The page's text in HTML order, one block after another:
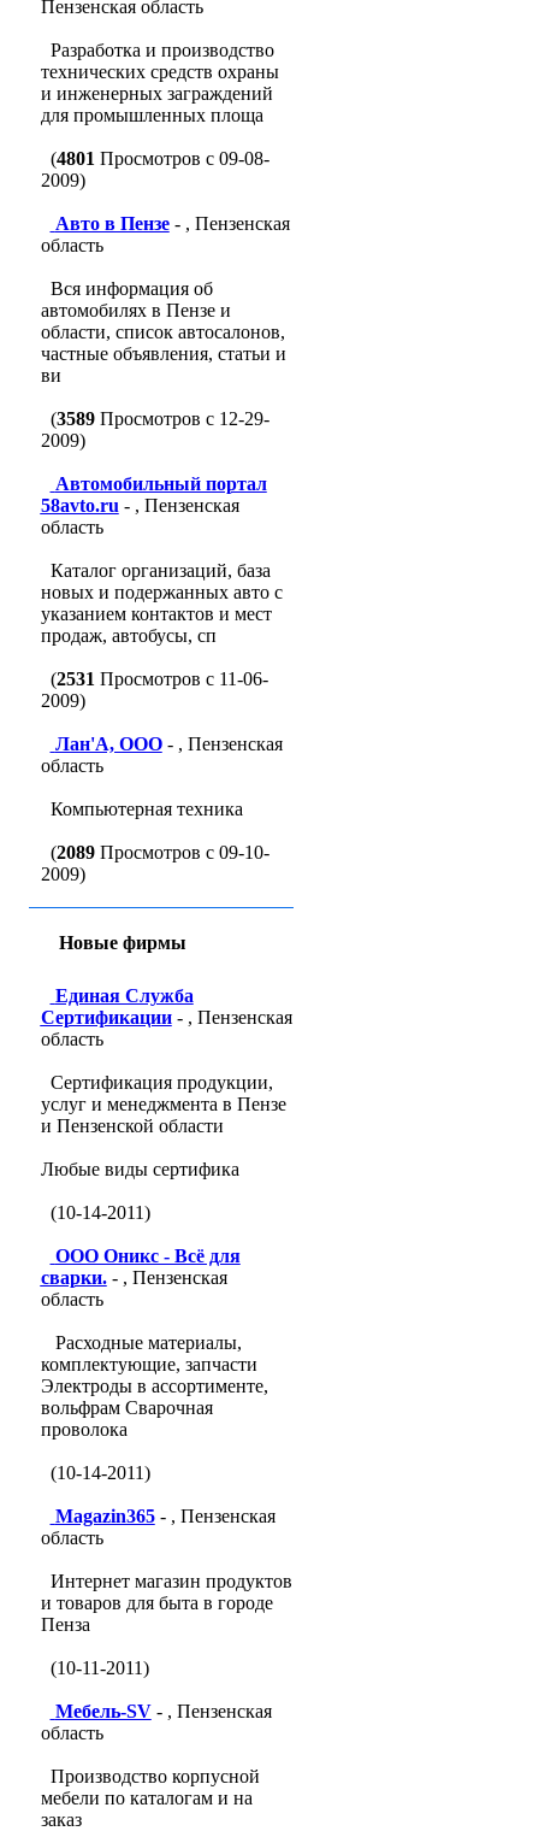
Пензенская область
Разработка и производство
технических средств охраны
и инженерных заграждений
для промышленных площа
(4801 Просмотров с 09-08-
2009)
Авто в Пензе- , Пензенская
область
Вся информация об
автомобилях в Пензе и
области, список автосалонов,
частные объявления, статьи и
ви
(3589Просмотров с 12-29-
2009)
Автомобильный портал
58avto.ru - , Пензенская
область
Каталог организаций, база
новых и подержанных авто с
указанием контактов и мест
продаж, автобусы, сп
(2531 Просмотров с 11-06-
2009)
Лан'A, ООО- , Пензенская
область
Компьютерная техника
(2089Просмотров с 09-10-
2009)
Новые фирмы
Единая Служба
Сертификации- , Пензенская
область
Сертификация продукции,
услуг и менеджмента в Пензе
и Пензенской области
Любые виды сертифика
(10-14-2011)
ООО Оникс - Всё для
сварки.- , Пензенская
область
Расходные материалы,
комплектующие, запчасти
Электроды в ассортименте,
вольфрам Сварочная
проволока
(10-14-2011)
Magazin365- , Пензенская
область
Интернет магазин продуктов
и товаров для быта в городе
Пенза
(10-11-2011)
Мебель-SV- , Пензенская
область
Производство корпусной
мебели по каталогам и на
заказ